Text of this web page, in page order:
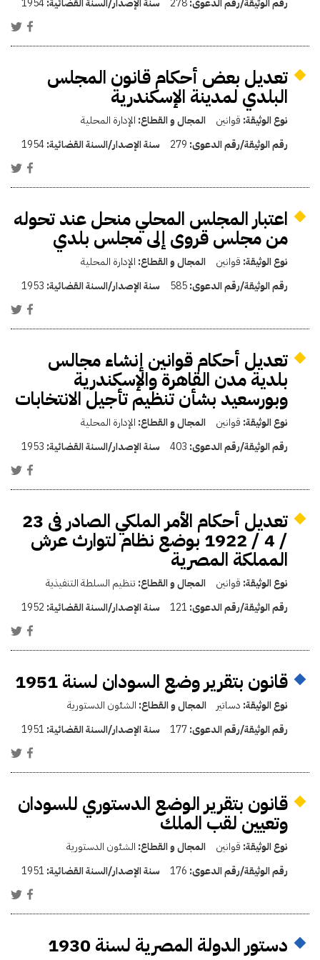
تعديل بعض أحكام قانون المجلس
البلدي لمدينة الإسكندرية
نوع الوثيقة: قوانين المجال و القطاع: الإدارة المحلية
رقم الوثيقة/رقم الدعوى: 279 سنة الإصدار/السنة القضائية:1954
اعتبار المجلس المحلي منحل عند تحوله
من مجلس قروى إلى مجلس بلدي
نوع الوثيقة: قوانين المجال و القطاع: الإدارة المحلية
رقم الوثيقة/رقم الدعوى:585 سنة الإصدار/السنة القضائية: 1953
تعديل أحكام قوانين إنشاء مجالس
بلدية مدن القاهرة والإسكندرية
وبورسعيد بشأن تنظيم تأجيل الانتخابات
نوع الوثيقة: قوانين المجال و القطاع: الإدارة المحلية
رقم الوثيقة/رقم الدعوى: 403 سنة الإصدار/السنة القضائية: 1953
تعديل أحكام الأمر الملكي الصادر فى 23
/ 4 / 1922 بوضع نظام لتوارث عرش
المملكة المصرية
نوع الوثيقة: قوانين المجال و القطاع: تنظيم السلطة التنفيذية
رقم الوثيقة/رقم الدعوى: 121 سنة الإصدار/السنة القضائية: 1952
قانون بتقرير وضع السودان لسنة 1951
نوع الوثيقة: دساتير المجال و القطاع: الشئون الدستورية
رقم الوثيقة/رقم الدعوى:177 سنة الإصدار/السنة القضائية: 1951
قانون بتقرير الوضع الدستوري للسودان
وتعيين لقب الملك
نوع الوثيقة: قوانين المجال و القطاع: الشئون الدستورية
رقم الوثيقة/رقم الدعوى: 176 سنة الإصدار/السنة القضائية: 1951
دستور الدولة المصرية لسنة 1930